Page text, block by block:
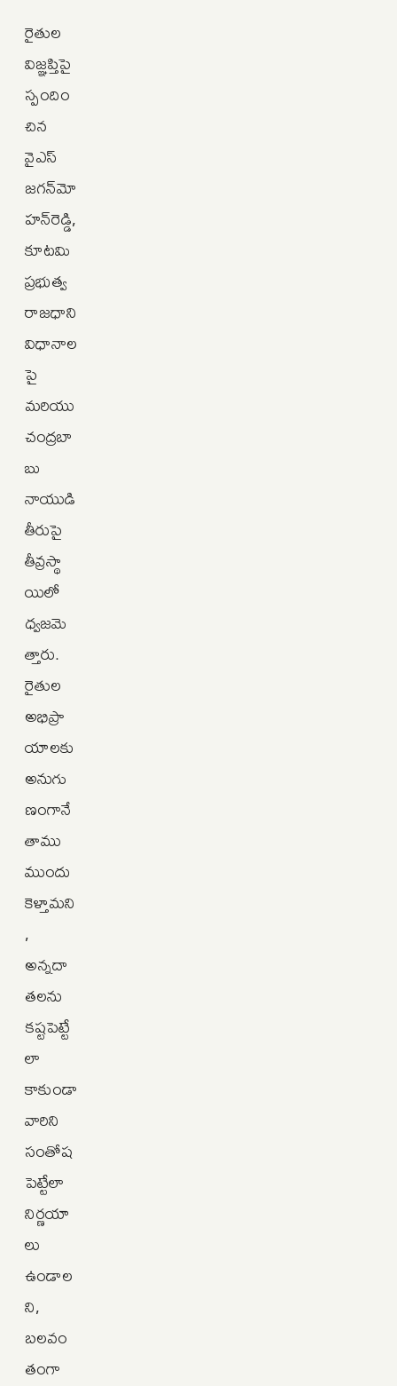
రైతుల
విజ్ఞప్తిపై
స్పందిం
చిన
వైఎస్‌
జగన్‌మో
హన్‌రెడ్డి,
కూటమి
ప్రభుత్వ
రాజధాని
విధానాల
పై
మరియు
చంద్రబా
బు
నాయుడి
తీరుపై
తీవ్రస్థా
యిలో
ధ్వజమె
త్తారు.
రైతుల
అభిప్రా
యాలకు
అనుగు
ణంగానే
తాము
ముందు
కెళ్తామని
,
అన్నదా
తలను
కష్టపెట్టే
లా
కాకుండా
వారిని
సంతోష
పెట్టేలా
నిర్ణయా
లు
ఉండాల
ని,
బలవం
తంగా